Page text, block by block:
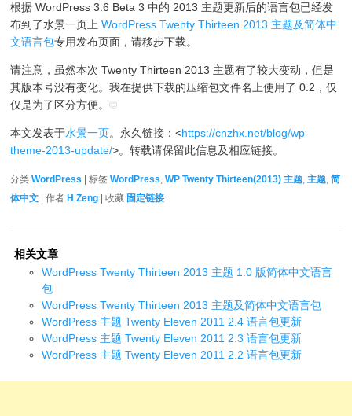
根据 WordPress 3.6 Beta 3 中的 2013 主题更新后的语言包已经发
布到了水景一页上WordPress Twenty Thirteen 2013 主题及简体中
文语言包专用发布页面，请移步下载。
请注意，虽然本次 Twenty Thirteen 2013 主题有了较大变动，但是
其版本号没有变化。我在提供下载的压缩包文件名上使用了 0.2，仅
仅是为了区分方便。©
本文发表于水景一页。永久链接：<https://cnzhx.net/blog/wp-
theme-2013-update/>。转载请保留此信息及相应链接。
分类WordPress | 标签WordPress,WP Twenty Thirteen(2013) 主题,主题,简
体中文 | 作者 H Zeng | 收藏 固定链接
相关文章
WordPress Twenty Thirteen 2013 主题 1.0 版简体中文语言
包
WordPress Twenty Thirteen 2013 主题及简体中文语言包
WordPress 主题 Twenty Eleven 2011 2.4 语言包更新
WordPress 主题 Twenty Eleven 2011 2.3 语言包更新
WordPress 主题 Twenty Eleven 2011 2.2 语言包更新